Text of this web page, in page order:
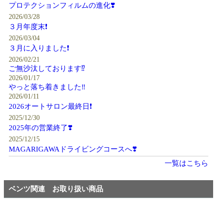
プロテクションフィルムの進化❣️
2026/03/28
３月年度末❗️
2026/03/04
３月に入りました❗️
2026/02/21
ご無沙汰しております⁉️
2026/01/17
やっと落ち着きました‼️
2026/01/11
2026オートサロン最終日❗️
2025/12/30
2025年の営業終了❣️
2025/12/15
MAGARIGAWAドライビングコースへ❣️
一覧はこちら
ベンツ関連 お取り扱い商品